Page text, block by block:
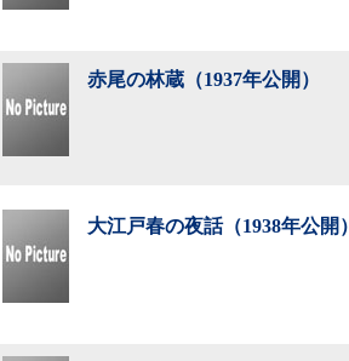
赤尾の林蔵（1937年公開）
大江戸春の夜話（1938年公開）